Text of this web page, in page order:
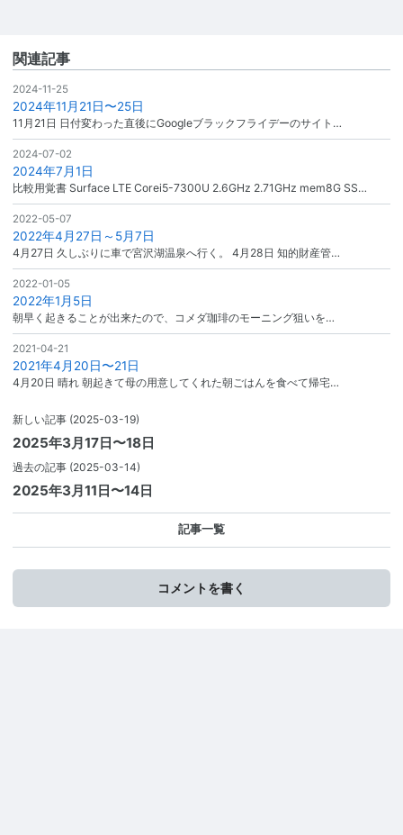
関連記事
2024-11-25
2024年11月21日〜25日
11月21日 日付変わった直後にGoogleブラックフライデーのサイト…
2024-07-02
2024年7月1日
比較用覚書 Surface LTE Corei5-7300U 2.6GHz 2.71GHz mem8G SS…
2022-05-07
2022年4月27日～5月7日
4月27日 久しぶりに車で宮沢湖温泉へ行く。 4月28日 知的財産管…
2022-01-05
2022年1月5日
朝早く起きることが出来たので、コメダ珈琲のモーニング狙いを…
2021-04-21
2021年4月20日〜21日
4月20日 晴れ 朝起きて母の用意してくれた朝ごはんを食べて帰宅…
新しい記事 (2025-03-19)
2025年3月17日〜18日
過去の記事 (2025-03-14)
2025年3月11日〜14日
記事一覧
コメントを書く